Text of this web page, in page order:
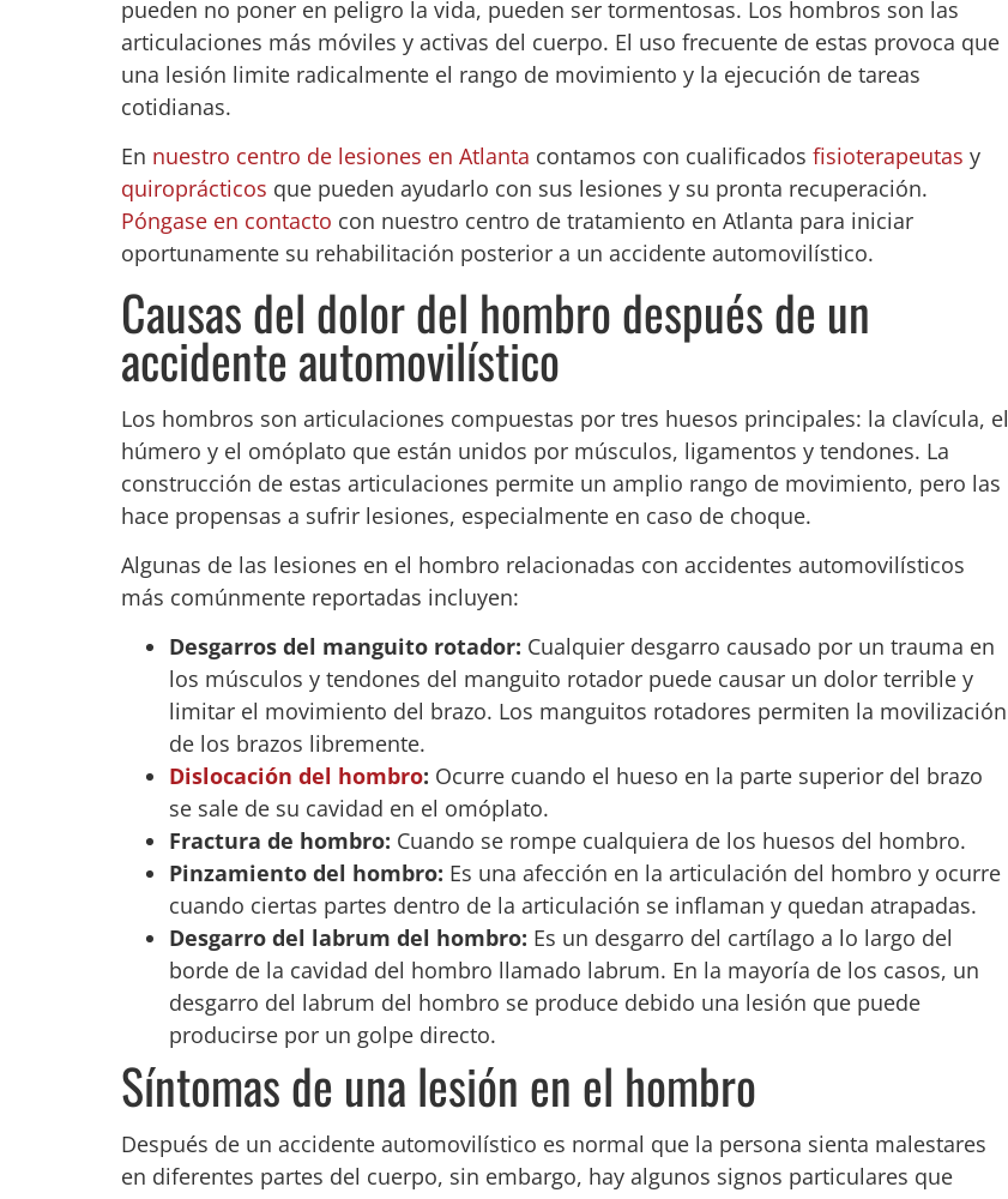
pueden no poner en peligro la vida, pueden ser tormentosas. Los hombros son las
articulaciones más móviles y activas del cuerpo. El uso frecuente de estas provoca que
una lesión limite radicalmente el rango de movimiento y la ejecución de tareas
cotidianas.
En nuestro centro de lesiones en Atlanta contamos con cualificados fisioterapeutas y
quiroprácticos que pueden ayudarlo con sus lesiones y su pronta recuperación.
Póngase en contacto con nuestro centro de tratamiento en Atlanta para iniciar
oportunamente su rehabilitación posterior a un accidente automovilístico.
Causas del dolor del hombro después de un
accidente automovilístico
Los hombros son articulaciones compuestas por tres huesos principales: la clavícula, el
húmero y el omóplato que están unidos por músculos, ligamentos y tendones. La
construcción de estas articulaciones permite un amplio rango de movimiento, pero las
hace propensas a sufrir lesiones, especialmente en caso de choque.
Algunas de las lesiones en el hombro relacionadas con accidentes automovilísticos
más comúnmente reportadas incluyen:
Desgarros del manguito rotador: Cualquier desgarro causado por un trauma en
los músculos y tendones del manguito rotador puede causar un dolor terrible y
limitar el movimiento del brazo. Los manguitos rotadores permiten la movilización
de los brazos libremente.
Dislocación del hombro: Ocurre cuando el hueso en la parte superior del brazo
se sale de su cavidad en el omóplato.
Fractura de hombro: Cuando se rompe cualquiera de los huesos del hombro.
Pinzamiento del hombro: Es una afección en la articulación del hombro y ocurre
cuando ciertas partes dentro de la articulación se inflaman y quedan atrapadas.
Desgarro del labrum del hombro: Es un desgarro del cartílago a lo largo del
borde de la cavidad del hombro llamado labrum. En la mayoría de los casos, un
desgarro del labrum del hombro se produce debido una lesión que puede
producirse por un golpe directo.
Síntomas de una lesión en el hombro
Después de un accidente automovilístico es normal que la persona sienta malestares
en diferentes partes del cuerpo, sin embargo, hay algunos signos particulares que